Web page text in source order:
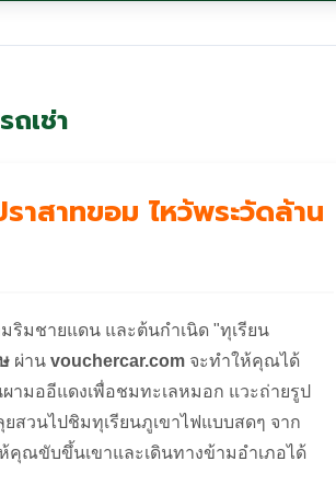
ถเช่า
าสาทขอม ไหว้พระวัดล้าน
มชายแดน และต้นกำเนิด "ทุเรียน
ผ่าน vouchercar.com จะทำให้คุณได้
มออีแดงเพื่อชมทะเลหมอก แวะถ่ายรูป
วนไปชิมทุเรียนภูเขาไฟแบบสดๆ จาก
คุณขับขึ้นเขาและเดินทางข้ามอำเภอได้